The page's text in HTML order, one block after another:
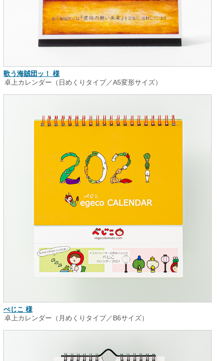
歌う海賊団ッ！ 様
卓上カレンダー（日めくりタイプ／A5変形サイズ）
べじこ 様
卓上カレンダー（月めくりタイプ／B6サイズ）